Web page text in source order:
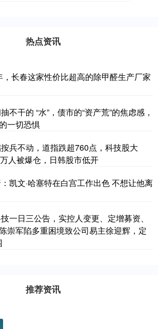
热点资讯
长春这家性价比超高的除甲醛生产厂家
不干的 “水”，债市的“资产荒”的焦虑感，
一切恐惧
兵不动，道指跌超760点，科技股大
人被爆仓，日韩股市低开
凯文·哈塞特在白宫工作出色 不想让他离
一日三公告，实控人变更、定增募资、
崇军陷多重困境致公司易主徐迎辉，定
推荐资讯